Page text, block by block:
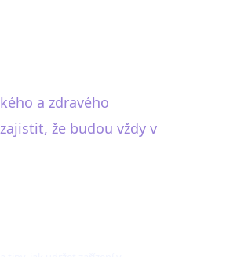
a zdravého
že budou vždy v